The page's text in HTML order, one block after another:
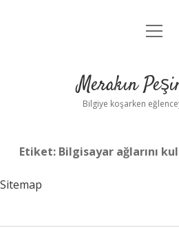
Anasayfa
Yasal
menüyü
Merakın
Bilgiye koşarken
Etiket: Bilgisayar ağlarını
Sitemap